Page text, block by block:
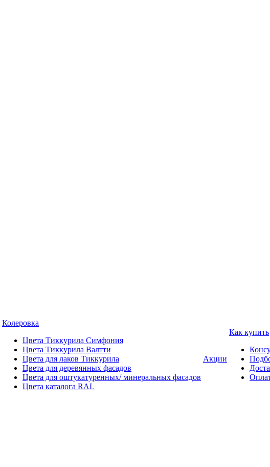
Колеровка
Цвета Тиккурила Симфония
Цвета Тиккурила Валтти
Цвета для лаков Тиккурила
Цвета для деревянных фасадов
Цвета для оштукатуренных/ минеральных фасадов
Цвета каталога RAL
Акции
Как купить